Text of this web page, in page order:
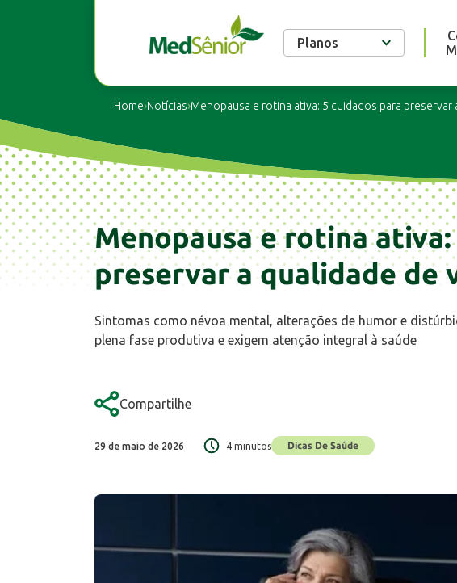
Planos
Home›Notícias›Menopausa e rotina ativa: 5 cuidados para preservar
Menopausa e rotina
preservar a qualidade de
Sintomas como névoa mental, alterações de humor e
plena fase produtiva e exigem atenção integral à saúde
Compartilhe
29 de maio de 2026 4 minutos Dicas De Saúde